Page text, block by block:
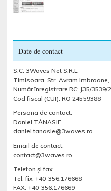
Date de contact
S.C. 3Waves Net S.R.L.
Timisoara, Str. Avram Imbroane,
Număr înregistrare RC: J35/3539/
Cod fiscal (CUI): RO 24559388
Persona de contact:
Daniel TĂNASIE
daniel.tanasie@3waves.ro
Email de contact:
contact@3waves.ro
Telefon şi fax:
Tel. fix: +40-356.176668
FAX: +40-356.176669